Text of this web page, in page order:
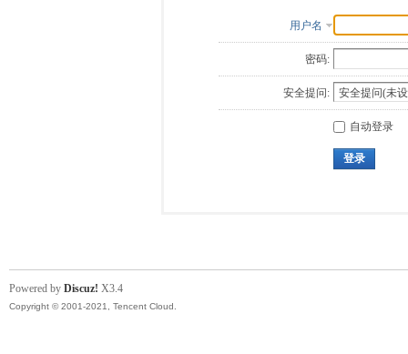
用户名
密码:
安全提问:
自动登录
登录
Powered by Discuz! X3.4
Copyright © 2001-2021, Tencent Cloud.